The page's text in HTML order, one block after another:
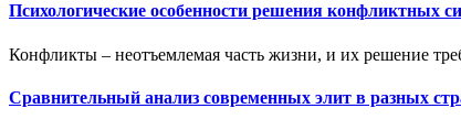
Психологические особенности решения конфликтных
Конфликты – неотъемлемая часть жизни, и их решение
Сравнительный анализ современных элит в разных